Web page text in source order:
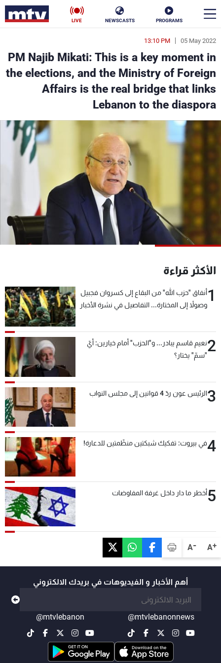
PROGRAMS
NEWSCASTS
LIVE
A+
A-
05 May 2022
13:10 PM
PM Najib Mikati: This is a key moment in
the elections, and the Ministry of Foreign
Affairs is the real bridge that links
Lebanon to the diaspora
الأكثر قراءة
1أنفاق "حزب الله" من البقاع إلى كسروان فجبيل
وصولاً إلى المختارة... التفاصيل في نشرة الأخبار
2نعيم قاسم يبادر... و"الحزب" أمام خيارين: أيّ
"سمّ" يختار؟
3الرئيس عون ردّ 4 قوانين إلى مجلس النواب
4في بيروت: تفكيك شبكتين منظّمتين للدعارة!
5أخطر ما دار داخل غرفة المفاوضات
أهم الأخبار و الفيديوهات في بريدك الالكتروني
@mtvlebanonnews
@mtvlebanon
en
الأخبار
سياسة ناس
إقتصاد
منوعات رياضة
كأس العالم
البرامج
جدول البرامج
شاهد البرامج
الترددات
الإنـتـاج
لاعلاناتكم
شروط الإسـتخدام
سياسة الخصوصية